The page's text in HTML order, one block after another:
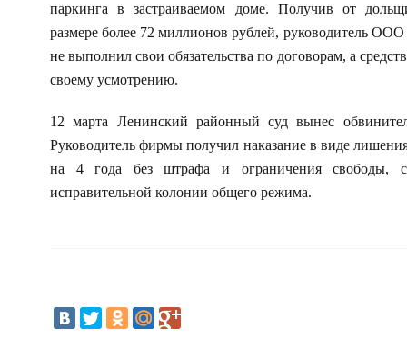
паркинга в застраиваемом доме. Получив от
размере более 72 миллионов рублей, руководитель
не выполнил свои обязательства по договорам, а
своему усмотрению.
12 марта Ленинский районный суд вынес
Руководитель фирмы получил наказание в виде
на 4 года без штрафа и ограничения свободы,
исправительной колонии общего режима.